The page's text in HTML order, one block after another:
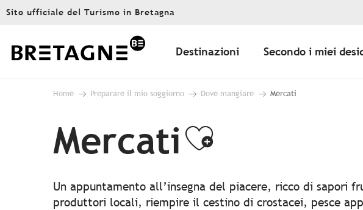
Aller
principal
Sito ufficiale del Turismo in Bretagna
Destinazioni Secondo i miei
Home Preparare il mio soggiorno Dove mangiare Mercati
MercatiAjouter
Un appuntamento all’insegna del piacere, ricco di sapori
produttori locali, riempire il cestino di crostacei, pesce